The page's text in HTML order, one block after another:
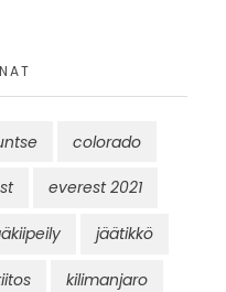
colorado
everest 2021
jäätikkö
kilimanjaro